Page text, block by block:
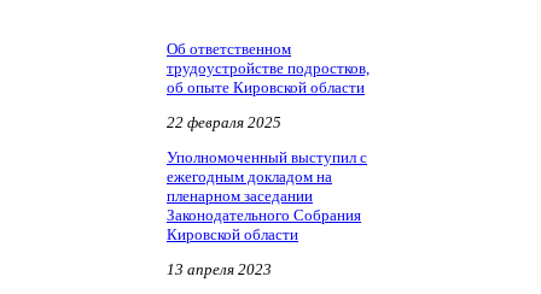
Об ответственном
трудоустройстве подростков,
об опыте Кировской области
22 февраля 2025
Уполномоченный выступил с
ежегодным докладом на
пленарном заседании
Законодательного Собрания
Кировской области
13 апреля 2023